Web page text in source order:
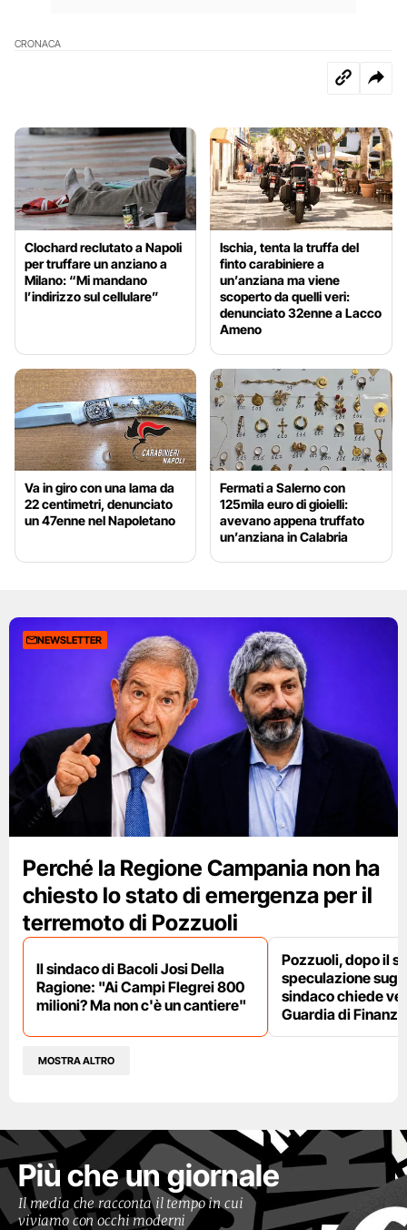
CRONACA
Clochard reclutato a Napoli
per truffare un anziano a
Milano: “Mi mandano
l’indirizzo sul cellulare”
Ischia, tenta la truffa del
finto carabiniere a
un’anziana ma viene
scoperto da quelli veri:
denunciato 32enne a Lacco
Ameno
Va in giro con una lama da
22 centimetri, denunciato
un 47enne nel Napoletano
Fermati a Salerno con
125mila euro di gioielli:
avevano appena truffato
un’anziana in Calabria
NEWSLETTER
Perché la Regione Campania non ha
chiesto lo stato di emergenza per il
terremoto di Pozzuoli
Il sindaco di Bacoli Josi Della
Ragione: "Ai Campi Flegrei 800
milioni? Ma non c'è un cantiere"
Pozzuoli, dopo il
speculazione
sindaco chiede
Guardia di Finanza
MOSTRA ALTRO
Più che un giornale
Il media che racconta il tempo in cui
viviamo con occhi moderni